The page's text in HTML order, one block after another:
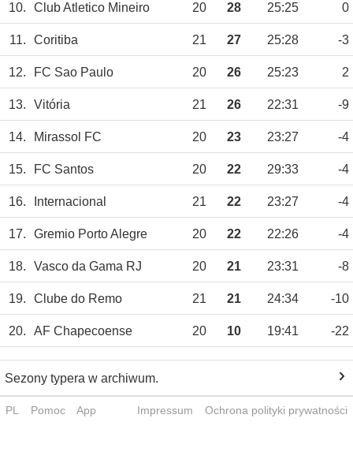
10. Club Atletico Mineiro 20 28 25:25 0
11. Coritiba 21 27 25:28 -3
12. FC Sao Paulo 20 26 25:23 2
13. Vitória 21 26 22:31 -9
14. Mirassol FC 20 23 23:27 -4
15. FC Santos 20 22 29:33 -4
16. Internacional 21 22 23:27 -4
17. Gremio Porto Alegre 20 22 22:26 -4
18. Vasco da Gama RJ 20 21 23:31 -8
19. Clube do Remo 21 21 24:34 -10
20. AF Chapecoense 20 10 19:41 -22
Sezony typera w archiwum.
PL Pomoc App Impressum Ochrona polityki prywatności